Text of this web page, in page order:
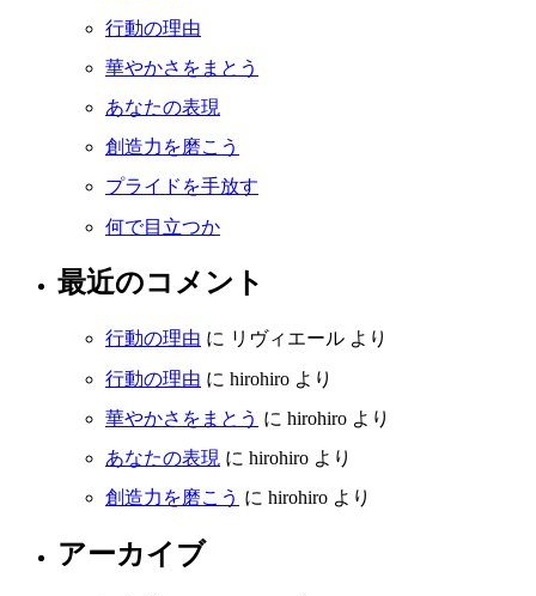
行動の理由
華やかさをまとう
あなたの表現
創造力を磨こう
プライドを手放す
何で目立つか
最近のコメント
行動の理由 に リヴィエール より
行動の理由 に hirohiro より
華やかさをまとう に hirohiro より
あなたの表現 に hirohiro より
創造力を磨こう に hirohiro より
アーカイブ